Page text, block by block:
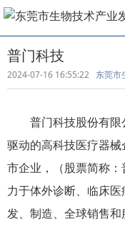
普门科技
2024-07-16 16:55:22 东莞市
普门科技股份有限
驱动的高科技医疗器
市企业，（股票简称
力于体外诊断、临床
发、制造、全球销售和